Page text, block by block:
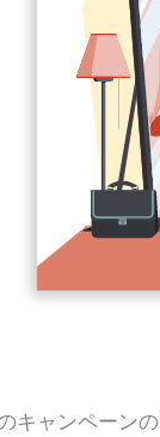
キャンペーン